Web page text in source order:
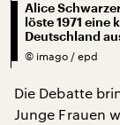
Alice
löste 1971
Deutschland
© imago / epd
Die Debatte
Junge Frauen